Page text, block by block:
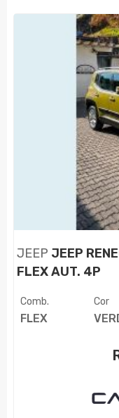
JEEP JEEP
FLEX AUT. 4P
Comb.
FLEX
Cor